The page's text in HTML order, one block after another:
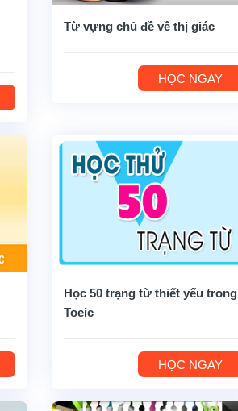
Từ vựng chủ đề về thị giác
HỌC NGAY
Học 50 trạng từ thiết yếu trong
Toeic
HỌC NGAY